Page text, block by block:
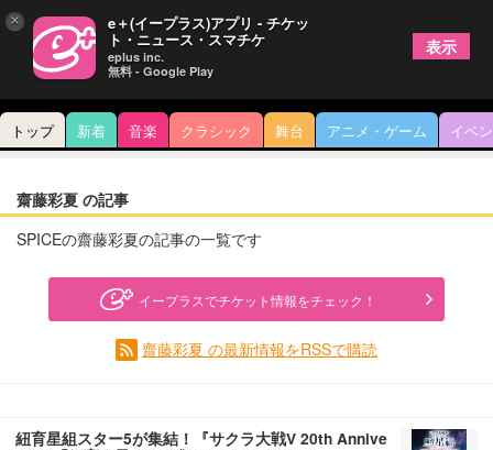
トップ 新着 音楽 クラシック 舞台 アニメ・ゲーム イベ
齋藤彩夏 の記事
SPICEの齋藤彩夏の記事の一覧です
イープラスでチケット情報をチェック！
齋藤彩夏 の最新情報をRSSで購読
紐育星組スター5が集結！『サクラ大戦V 20th Annive
× e＋(イープラス)アプリ - チケッ
ト・ニュース・スマチケ
eplus inc.
無料 - Google Play
表示